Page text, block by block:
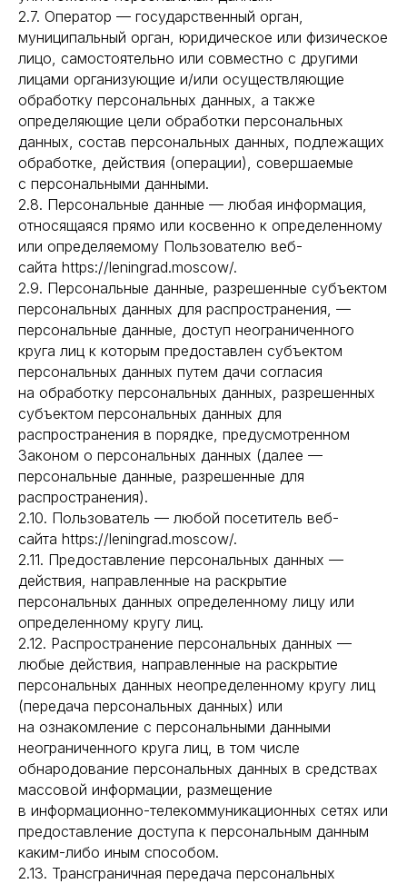
2.7. Оператор — государственный орган,
муниципальный орган, юридическое или физическое
лицо, самостоятельно или совместно с другими
лицами организующие и/или осуществляющие
обработку персональных данных, а также
определяющие цели обработки персональных
данных, состав персональных данных, подлежащих
обработке, действия (операции), совершаемые
с персональными данными.
2.8. Персональные данные — любая информация,
относящаяся прямо или косвенно к определенному
или определяемому Пользователю веб-
сайта https://leningrad.moscow/.
2.9. Персональные данные, разрешенные субъектом
персональных данных для распространения, —
персональные данные, доступ неограниченного
круга лиц к которым предоставлен субъектом
персональных данных путем дачи согласия
на обработку персональных данных, разрешенных
субъектом персональных данных для
распространения в порядке, предусмотренном
Законом о персональных данных (далее —
персональные данные, разрешенные для
распространения).
2.10. Пользователь — любой посетитель веб-
сайта https://leningrad.moscow/.
2.11. Предоставление персональных данных —
действия, направленные на раскрытие
персональных данных определенному лицу или
определенному кругу лиц.
2.12. Распространение персональных данных —
любые действия, направленные на раскрытие
персональных данных неопределенному кругу лиц
(передача персональных данных) или
на ознакомление с персональными данными
неограниченного круга лиц, в том числе
обнародование персональных данных в средствах
массовой информации, размещение
в информационно-телекоммуникационных сетях или
предоставление доступа к персональным данным
каким-либо иным способом.
2.13. Трансграничная передача персональных